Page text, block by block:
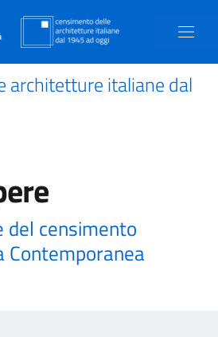
architetture italiane dal
del censimento
Contemporanea